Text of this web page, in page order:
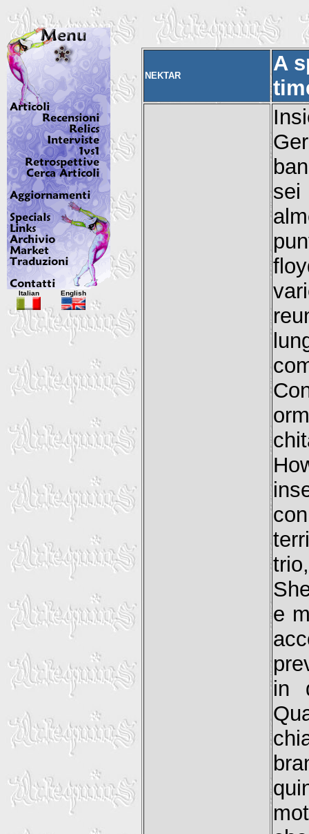
NEKTAR
A
sei
e
in
English